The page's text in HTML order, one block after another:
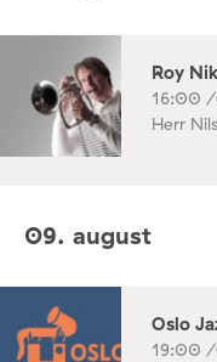
Roy
16:00 /
Herr
09. august
Oslo
19:00 /